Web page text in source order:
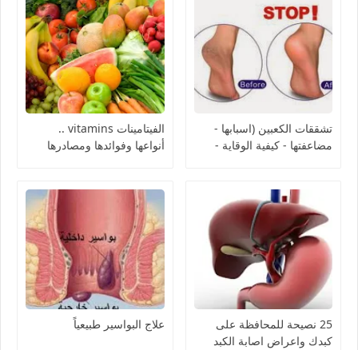
تشققات الكعبين (اسبابها -
مضاعفتها - كيفية الوقاية -
الفيتامينات vitamins ..
أنواعها وفوائدها ومصادرها
25 نصيحة للمحافظة على
كبدك واعراض اصابة الكبد
علاج البواسير طبيعياً